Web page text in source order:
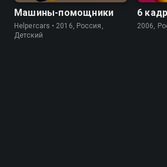
Машины-помощники
Helpercars • 2016, Россия,
Детский
6
2006,